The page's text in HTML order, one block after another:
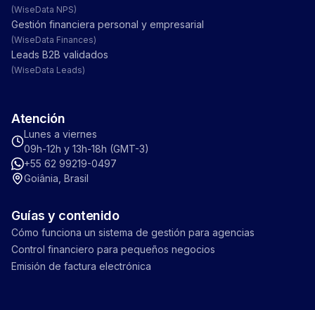
(WiseData NPS)
Gestión financiera personal y empresarial
(WiseData Finances)
Leads B2B validados
(WiseData Leads)
Atención
Lunes a viernes
09h-12h y 13h-18h (GMT-3)
+55 62 99219-0497
Goiânia, Brasil
Guías y contenido
Cómo funciona un sistema de gestión para agencias
Control financiero para pequeños negocios
Emisión de factura electrónica